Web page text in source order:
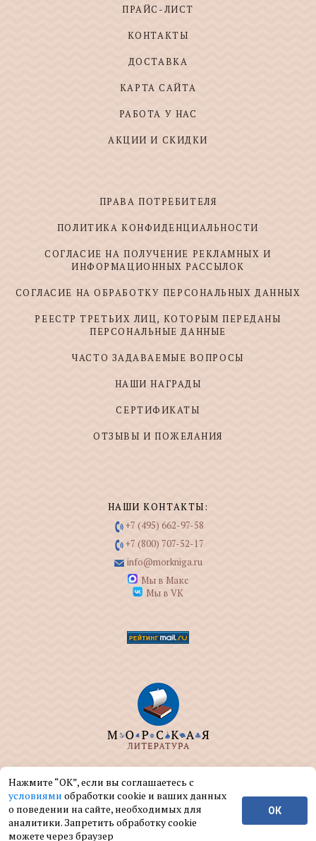
ПРАЙС-ЛИСТ
КОНТАКТЫ
ДОСТАВКА
КАРТА САЙТА
РАБОТА У НАС
АКЦИИ И СКИДКИ
ПРАВА ПОТРЕБИТЕЛЯ
ПОЛИТИКА КОНФИДЕНЦИАЛЬНОСТИ
СОГЛАСИЕ НА ПОЛУЧЕНИЕ РЕКЛАМНЫХ И
ИНФОРМАЦИОННЫХ РАССЫЛОК
СОГЛАСИЕ НА ОБРАБОТКУ ПЕРСОНАЛЬНЫХ ДАННЫХ
РЕЕСТР ТРЕТЬИХ ЛИЦ, КОТОРЫМ ПЕРЕДАНЫ
ПЕРСОНАЛЬНЫЕ ДАННЫЕ
ЧАСТО ЗАДАВАЕМЫЕ ВОПРОСЫ
НАШИ НАГРАДЫ
СЕРТИФИКАТЫ
ОТЗЫВЫ И ПОЖЕЛАНИЯ
НАШИ КОНТАКТЫ:
+7 (495) 662-97-58
+7 (800) 707-52-17
info@morkniga.ru
Мы в Макс
Мы в VK
ООО "МОРКНИГА" занимается изданием и
реализацией книг на морскую тематику.
© ООО "МОРКНИГА", 2004 — 2026 г.
Нажмите “ОК”, если вы соглашаетесь с
условиями обработки cookie и ваших данных
о поведении на сайте, необходимых для
аналитики. Запретить обработку cookie
можете через браузер
ОК